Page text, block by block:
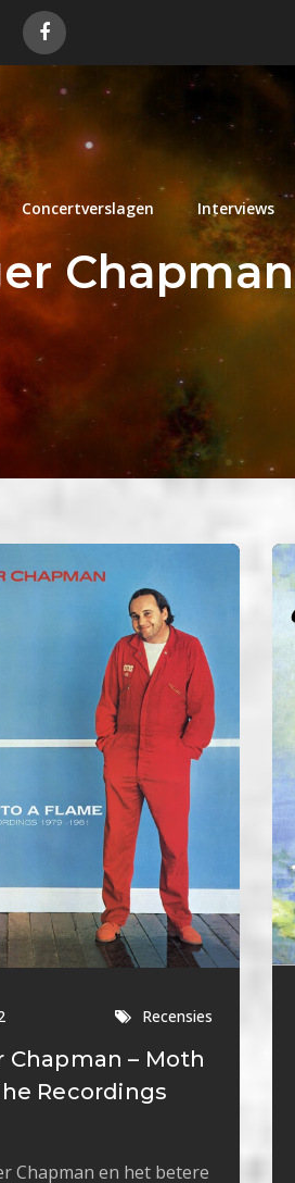
Concertverslagen Interviews
Chapman
Recensies
Chapman – Moth
Recordings
Chapman en het betere